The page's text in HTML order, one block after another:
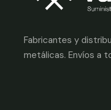
Fabricantes y
metálicas. Envíos a